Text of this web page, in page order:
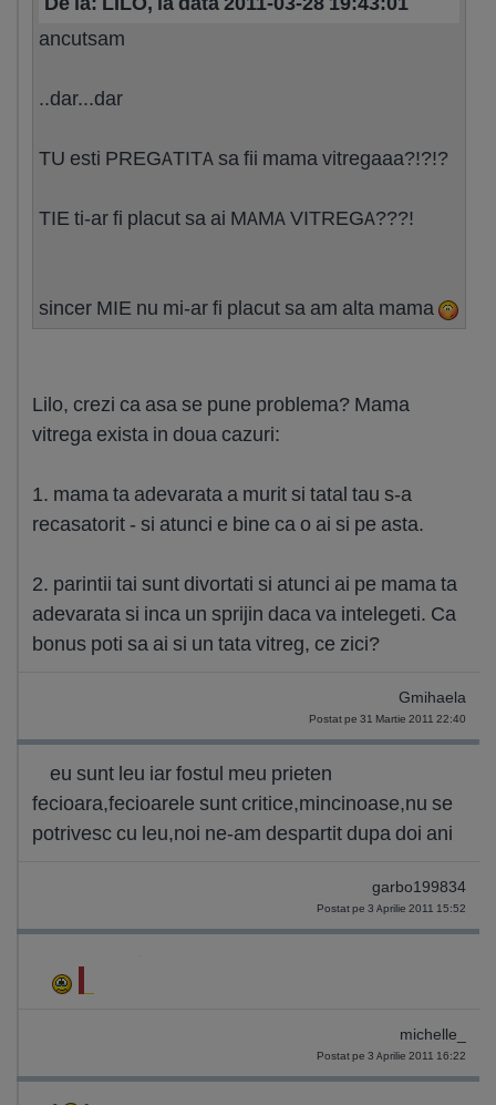
ancutsam
..dar...dar
TU esti PREGATITA sa fii mama vitregaaa?!?!?
TIE ti-ar fi placut sa ai MAMA VITREGA???!
sincer MIE nu mi-ar fi placut sa am alta mama
Lilo, crezi ca asa se pune problema? Mama
vitrega exista in doua cazuri:
1. mama ta adevarata a murit si tatal tau s-a
recasatorit - si atunci e bine ca o ai si pe asta.
2. parintii tai sunt divortati si atunci ai pe mama ta
adevarata si inca un sprijin daca va intelegeti. Ca
bonus poti sa ai si un tata vitreg, ce zici?
Gmihaela
Postat pe 31 Martie 2011 22:40
eu sunt leu iar fostul meu prieten
fecioara,fecioarele sunt critice,mincinoase,nu se
potrivesc cu leu,noi ne-am despartit dupa doi ani
garbo199834
Postat pe 3 Aprilie 2011 15:52
michelle_
Postat pe 3 Aprilie 2011 16:22